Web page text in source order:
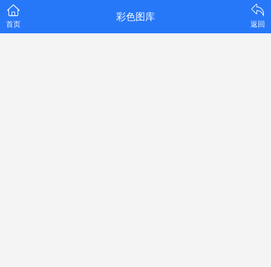
首页
彩色图库
返回